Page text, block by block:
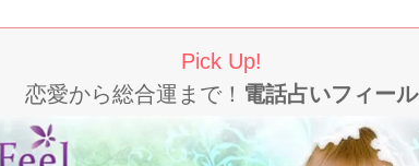
Pick Up!
恋愛から総合運まで！ 電話占いフィール